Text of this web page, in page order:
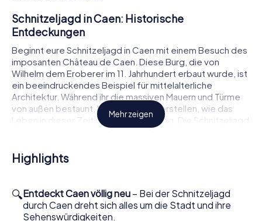
Schnitzeljagd in Caen: Historische
Entdeckungen
Beginnt eure Schnitzeljagd in Caen mit einem Besuch des
imposanten Château de Caen. Diese Burg, die von
Wilhelm dem Eroberer im 11. Jahrhundert erbaut wurde, ist
ein beeindruckendes Beispiel für mittelalterliche
Architektur. Während ihr die massiven Mauern und Türme
von außen bestaunt, könnt ihr euch vorstellen, wie das
Leben in dieser Zeit gewesen sein mag. Die Schnitzeljagd
führt euch weiter zur Abbaye aux Hommes, einem
Diese Abtei, die ebenfalls von Wilhelm dem Eroberer
gegründet wurde, ist ein bedeutendes Wahrzeichen der
Geschichte und Kultur der Region zu erfahren.
Die Schönheit der Schnitzeljagd in Caen
Mehr zeigen
Highlights
🔍Entdeckt Caen völlig neu – Bei der Schnitzeljagd
durch Caen dreht sich alles um die Stadt und ihre
Sehenswürdigkeiten.